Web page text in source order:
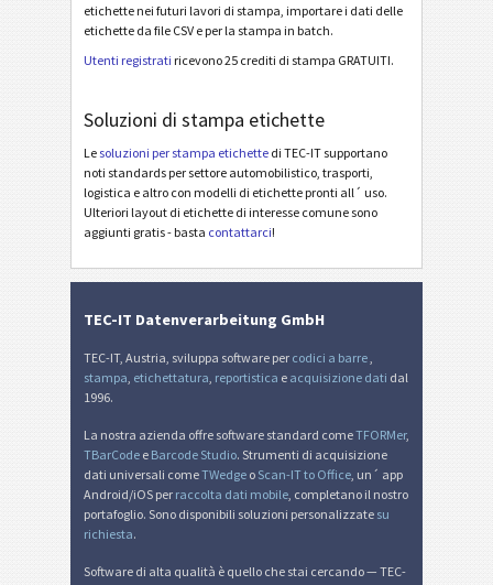
Odette OTL 3 - L3P License Plate - Master Mixed
G
Galia
B BOSCH
MAT Etichette MAT
LTO Etichette LTO
I Etichette di inventario
NF Nutrition Labels
€ Mandato SEPA
₣ QR-fattura svizzera
etichette nei futuri lavori di stampa, importare i dati delle
etichette da file CSV e per la stampa in batch.
Utenti registrati ricevono 25 crediti di stampa GRATUITI.
Soluzioni di stampa etichette
Le soluzioni per stampa etichette di TEC-IT supportano
noti standards per settore automobilistico, trasporti,
logistica e altro con modelli di etichette pronti all´ uso.
Ulteriori layout di etichette di interesse comune sono
aggiunti gratis - basta contattarci!
TEC-IT Datenverarbeitung GmbH
TEC-IT, Austria, sviluppa software per codici a barre,
stampa, etichettatura, reportistica e acquisizione dati dal
1996.
La nostra azienda offre software standard comeTFORMer,
TBarCode e Barcode Studio. Strumenti di acquisizione
dati universali comeTWedge o Scan-IT to Office, un´ app
Android/iOS per raccolta dati mobile, completano il nostro
portafoglio. Sono disponibili soluzioni personalizzate su
richiesta.
Software di alta qualità è quello che stai cercando — TEC-